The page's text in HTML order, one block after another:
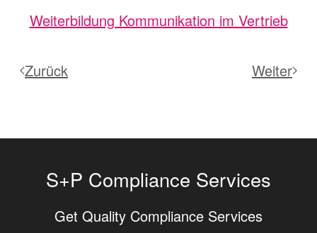
Weiterbildung Kommunikation im Vertrieb
Zurück Weiter
S+P Compliance Services
Get Quality Compliance Services